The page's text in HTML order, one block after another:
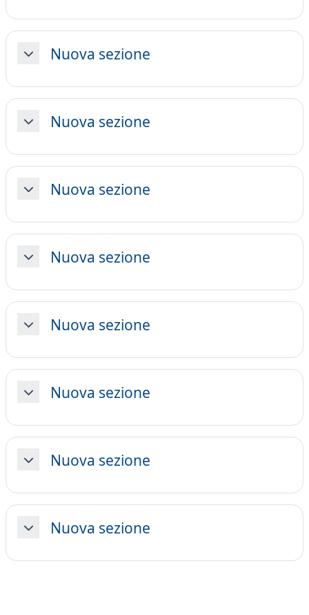
MinimizzaNuova sezione
MinimizzaNuova sezione
MinimizzaNuova sezione
MinimizzaNuova sezione
MinimizzaNuova sezione
MinimizzaNuova sezione
MinimizzaNuova sezione
MinimizzaNuova sezione